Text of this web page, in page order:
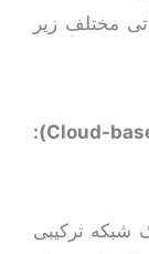
مختلف زیر
Cloud-
):
شبکه ترکیبی